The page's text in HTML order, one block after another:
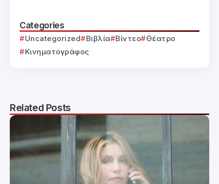
Categories
Uncategorized Βιβλία Βίντεο
Θέατρο
Κινηματογράφος
Related Posts